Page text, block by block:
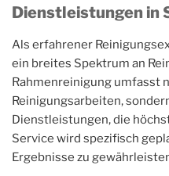
Dienstleistungen in
Als erfahrener
ein breites Spektrum an
Rahmenreinigung umfasst
Reinigungsarbeiten,
Dienstleistungen, die
Service wird spezifisch
Ergebnisse zu